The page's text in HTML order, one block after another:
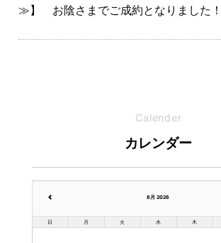
≫】 お陰さまでご成約となりました！
Calender
カレンダー
8月 2026
日 月 火 水 木